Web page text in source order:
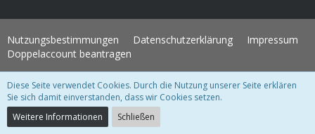
Nutzungsbestimmungen Datenschutzerklärung
Impressum
Doppelaccount beantragen
WoltLab Suite Forum - Themenvorlage 3.1.2 © 2004-2018
Community-Software:
Diese Seite verwendet Cookies. Durch die Nutzung unserer Seite erklären
Sie sich damit einverstanden, dass wir Cookies setzen.
Weitere Informationen
Schließen